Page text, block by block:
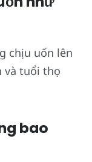
chịu uốn lên
và tuổi thọ
bao